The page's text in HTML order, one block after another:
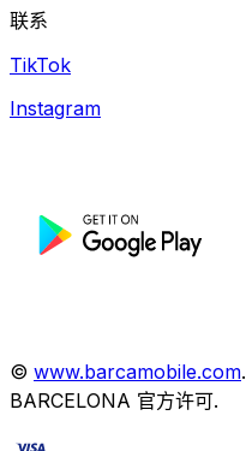
联系
TikTok
Instagram
© www.barcamobile.com.
BARCELONA 官方许可.